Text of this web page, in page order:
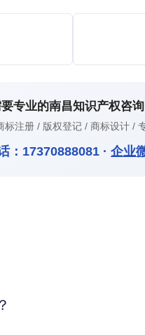
专业的南昌知识产权咨询
标注册 / 版权登记 / 商标设计 /
： 17370888081 · 企业